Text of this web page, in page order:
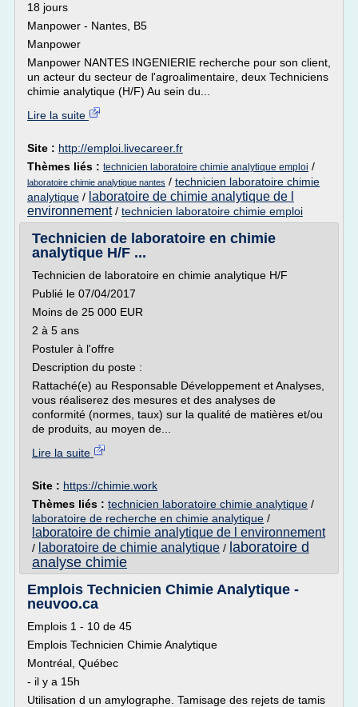
18 jours
Manpower - Nantes, B5
Manpower
Manpower NANTES INGENIERIE recherche pour son client,
un acteur du secteur de l'agroalimentaire, deux Techniciens
chimie analytique (H/F) Au sein du...
Lire la suite
Site : http://emploi.livecareer.fr
Thèmes liés : technicien laboratoire chimie analytique emploi /
laboratoire chimie analytique nantes / technicien laboratoire chimie
analytique / laboratoire de chimie analytique de l
environnement/ technicien laboratoire chimie emploi
Technicien de laboratoire en chimie
analytique H/F ...
Technicien de laboratoire en chimie analytique H/F
Publié le 07/04/2017
Moins de 25 000 EUR
2 à 5 ans
Postuler à l'offre
Description du poste :
Rattaché(e) au Responsable Développement et Analyses,
vous réaliserez des mesures et des analyses de
conformité (normes, taux) sur la qualité de matières et/ou
de produits, au moyen de...
Lire la suite
Site : https://chimie.work
Thèmes liés : technicien laboratoire chimie analytique /
laboratoire de recherche en chimie analytique /
laboratoire de chimie analytique de l environnement
/ laboratoire de chimie analytique / laboratoire d
analyse chimie
Emplois Technicien Chimie Analytique -
neuvoo.ca
Emplois 1 - 10 de 45
Emplois Technicien Chimie Analytique
Montréal, Québec
- il y a 15h
Utilisation d un amylographe. Tamisage des rejets de tamis